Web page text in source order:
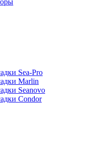
Sea-Pro
Marlin
Seanovo
Condor